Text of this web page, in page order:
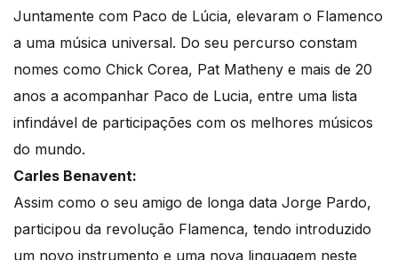
Juntamente com Paco de Lúcia, elevaram o Flamenco
a uma música universal. Do seu percurso constam
nomes como Chick Corea, Pat Matheny e mais de 20
anos a acompanhar Paco de Lucia, entre uma lista
infindável de participações com os melhores músicos
do mundo.
Carles Benavent:
Assim como o seu amigo de longa data Jorge Pardo,
participou da revolução Flamenca, tendo introduzido
um novo instrumento e uma nova linguagem neste